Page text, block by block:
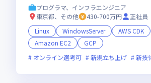
きるインフラエンジニア募集
プログラマ、インフラエンジニア
東京都、その他
430-700万円
正社員
Linux
WindowsServer
AWS CDK
Amazon EC2
GCP
オンライン選考可
新規立ち上げ 新技